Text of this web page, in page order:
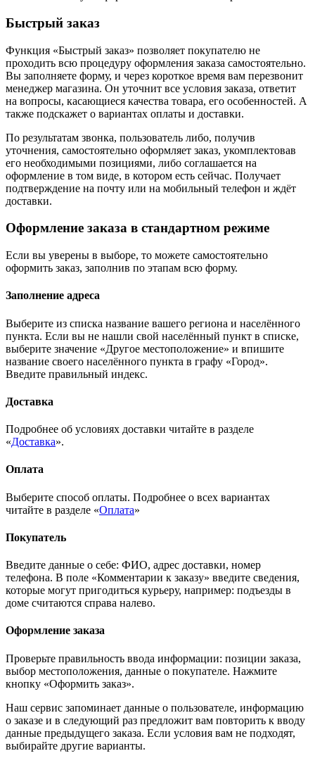
Быстрый заказ
Функция «Быстрый заказ» позволяет покупателю не
проходить всю процедуру оформления заказа самостоятельно.
Вы заполняете форму, и через короткое время вам перезвонит
менеджер магазина. Он уточнит все условия заказа, ответит
на вопросы, касающиеся качества товара, его особенностей. А
также подскажет о вариантах оплаты и доставки.
По результатам звонка, пользователь либо, получив
уточнения, самостоятельно оформляет заказ, укомплектовав
его необходимыми позициями, либо соглашается на
оформление в том виде, в котором есть сейчас. Получает
подтверждение на почту или на мобильный телефон и ждёт
доставки.
Оформление заказа в стандартном режиме
Если вы уверены в выборе, то можете самостоятельно
оформить заказ, заполнив по этапам всю форму.
Заполнение адреса
Выберите из списка название вашего региона и населённого
пункта. Если вы не нашли свой населённый пункт в списке,
выберите значение «Другое местоположение» и впишите
название своего населённого пункта в графу «Город».
Введите правильный индекс.
Доставка
Подробнее об условиях доставки читайте в разделе
«Доставка».
Оплата
Выберите способ оплаты. Подробнее о всех вариантах
читайте в разделе «Оплата»
Покупатель
Введите данные о себе: ФИО, адрес доставки, номер
телефона. В поле «Комментарии к заказу» введите сведения,
которые могут пригодиться курьеру, например: подъезды в
доме считаются справа налево.
Оформление заказа
Проверьте правильность ввода информации: позиции заказа,
выбор местоположения, данные о покупателе. Нажмите
кнопку «Оформить заказ».
Наш сервис запоминает данные о пользователе, информацию
о заказе и в следующий раз предложит вам повторить к вводу
данные предыдущего заказа. Если условия вам не подходят,
выбирайте другие варианты.